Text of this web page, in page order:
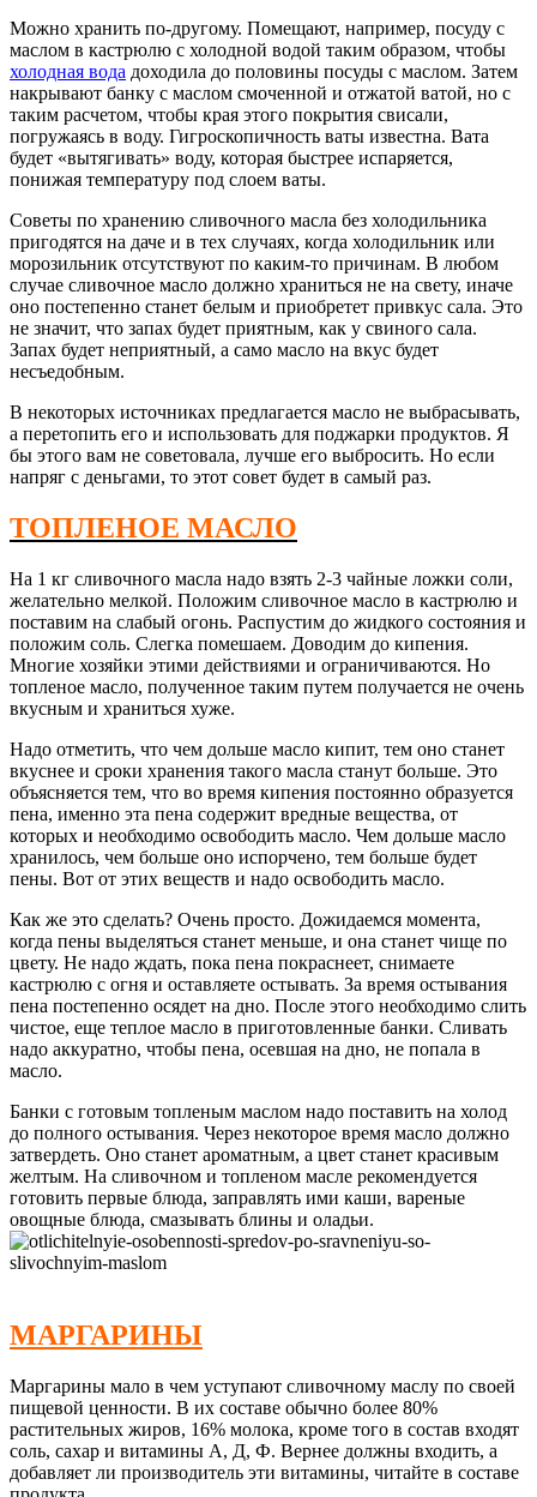
Можно хранить по-другому. Помещают, например, посуду с
маслом в кастрюлю с холодной водой таким образом, чтобы
холодная вода доходила до половины посуды с маслом. Затем
накрывают банку с маслом смоченной и отжатой ватой, но с
таким расчетом, чтобы края этого покрытия свисали,
погружаясь в воду. Гигроскопичность ваты известна. Вата
будет «вытягивать» воду, которая быстрее испаряется,
понижая температуру под слоем ваты.
Советы по хранению сливочного масла без холодильника
пригодятся на даче и в тех случаях, когда холодильник или
морозильник отсутствуют по каким-то причинам. В любом
случае сливочное масло должно храниться не на свету, иначе
оно постепенно станет белым и приобретет привкус сала. Это
не значит, что запах будет приятным, как у свиного сала.
Запах будет неприятный, а само масло на вкус будет
несъедобным.
В некоторых источниках предлагается масло не выбрасывать,
а перетопить его и использовать для поджарки продуктов. Я
бы этого вам не советовала, лучше его выбросить. Но если
напряг с деньгами, то этот совет будет в самый раз.
ТОПЛЕНОЕ МАСЛО
На 1 кг сливочного масла надо взять 2-3 чайные ложки соли,
желательно мелкой. Положим сливочное масло в кастрюлю и
поставим на слабый огонь. Распустим до жидкого состояния и
положим соль. Слегка помешаем. Доводим до кипения.
Многие хозяйки этими действиями и ограничиваются. Но
топленое масло, полученное таким путем получается не очень
вкусным и храниться хуже.
Надо отметить, что чем дольше масло кипит, тем оно станет
вкуснее и сроки хранения такого масла станут больше. Это
объясняется тем, что во время кипения постоянно образуется
пена, именно эта пена содержит вредные вещества, от
которых и необходимо освободить масло. Чем дольше масло
хранилось, чем больше оно испорчено, тем больше будет
пены. Вот от этих веществ и надо освободить масло.
Как же это сделать? Очень просто. Дожидаемся момента,
когда пены выделяться станет меньше, и она станет чище по
цвету. Не надо ждать, пока пена покраснеет, снимаете
кастрюлю с огня и оставляете остывать. За время остывания
пена постепенно осядет на дно. После этого необходимо слить
чистое, еще теплое масло в приготовленные банки. Сливать
надо аккуратно, чтобы пена, осевшая на дно, не попала в
масло.
Банки с готовым топленым маслом надо поставить на холод
до полного остывания. Через некоторое время масло должно
затвердеть. Оно станет ароматным, а цвет станет красивым
желтым. На сливочном и топленом масле рекомендуется
готовить первые блюда, заправлять ими каши, вареные
овощные блюда, смазывать блины и оладьи.
МАРГАРИНЫ
Маргарины мало в чем уступают сливочному маслу по своей
пищевой ценности. В их составе обычно более 80%
растительных жиров, 16% молока, кроме того в состав входят
соль, сахар и витамины А, Д, Ф. Вернее должны входить, а
добавляет ли производитель эти витамины, читайте в составе